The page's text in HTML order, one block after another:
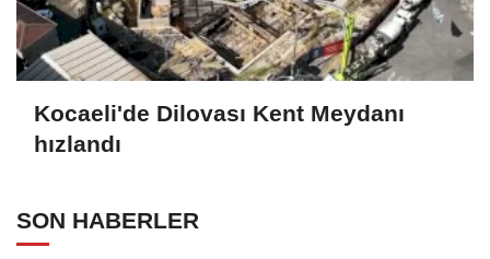
Kocaeli'de Dilovası Kent Meydanı
hızlandı
SON HABERLER